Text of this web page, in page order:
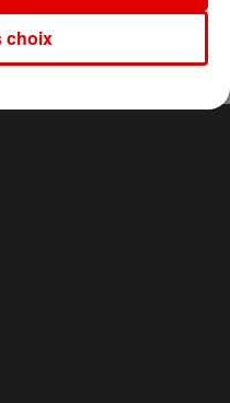
ZAHO FEAT. MC SOLAAR
choix